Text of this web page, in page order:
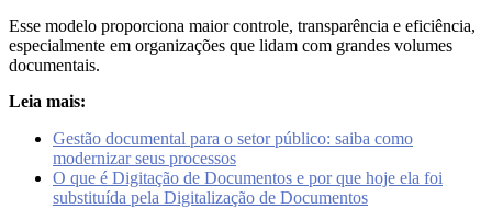
Esse modelo proporciona maior controle, transparência e eficiência,
especialmente em organizações que lidam com grandes volumes
documentais.
Leia mais:
Gestão documental para o setor público: saiba como
modernizar seus processos
O que é Digitação de Documentos e por que hoje ela foi
substituída pela Digitalização de Documentos